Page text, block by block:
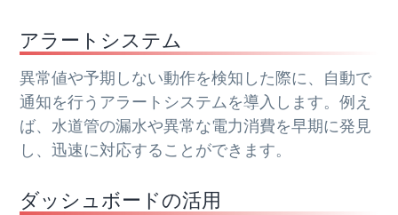
アラートシステム
異常値や予期しない動作を検知した際に、自動で
通知を行うアラートシステムを導入します。例え
ば、水道管の漏水や異常な電力消費を早期に発見
し、迅速に対応することができます。
ダッシュボードの活用